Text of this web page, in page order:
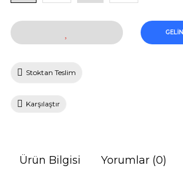
Stoktan Teslim
Karşılaştır
Ürün Bilgisi Yorumlar (0)